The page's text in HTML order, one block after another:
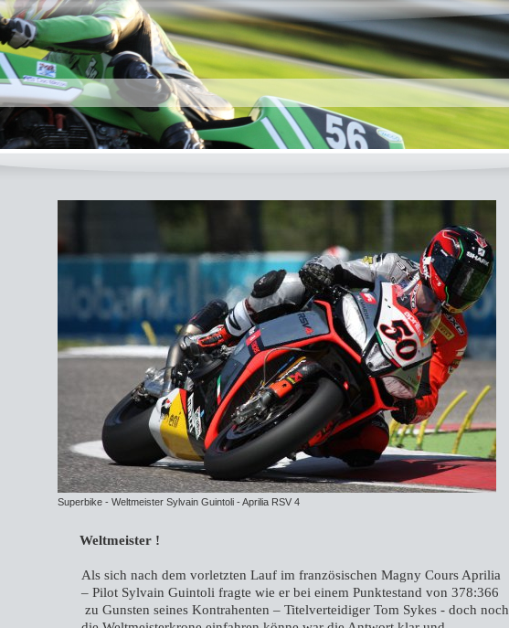
Superbike - Weltmeister Sylvain Guintoli - Aprilia RSV 4
Weltmeister !
Als sich nach dem vorletzten Lauf im französischen Magny Cours Aprilia
– Pilot Sylvain Guintoli fragte wie er bei einem Punktestand von 378:366
zu Gunsten seines Kontrahenten – Titelverteidiger Tom Sykes - doch noch